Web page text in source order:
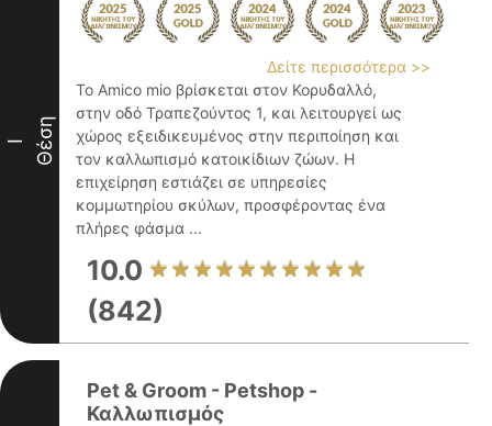
I Θέση
Δείτε περισσότερα >>
Το Amico mio βρίσκεται στον Κορυδαλλό,
στην οδό Τραπεζούντος 1, και λειτουργεί ως
χώρος εξειδικευμένος στην περιποίηση και
τον καλλωπισμό κατοικίδιων ζώων. Η
επιχείρηση εστιάζει σε υπηρεσίες
κομμωτηρίου σκύλων, προσφέροντας ένα
πλήρες φάσμα ...
10.0
(842)
Pet & Groom - Petshop -
Καλλωπισμός